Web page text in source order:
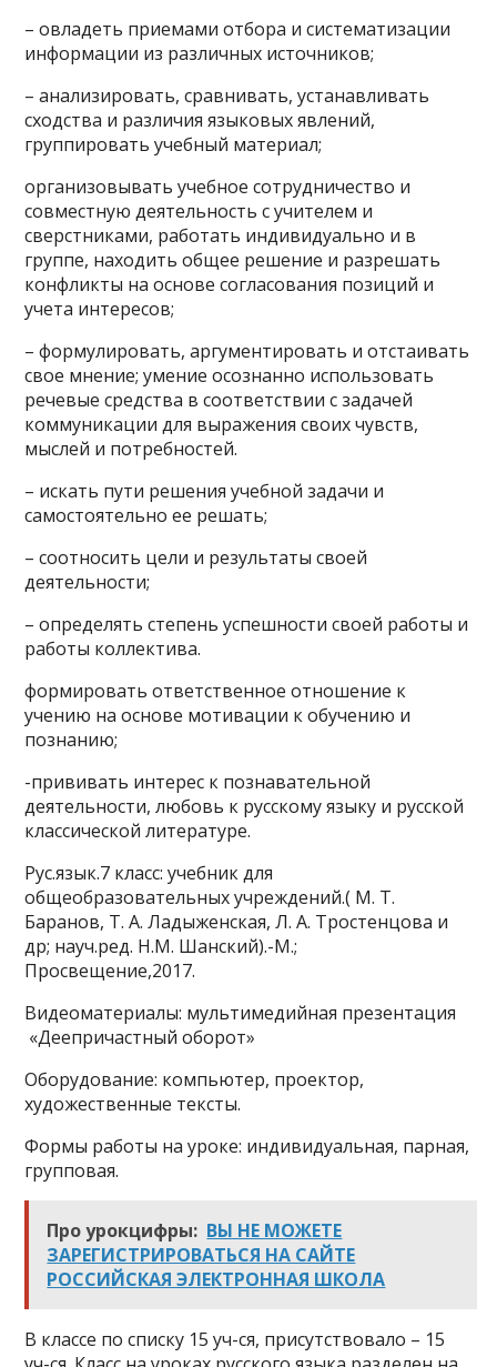
– овладеть приемами отбора и систематизации
информации из различных источников;
– анализировать, сравнивать, устанавливать
сходства и различия языковых явлений,
группировать учебный материал;
организовывать учебное сотрудничество и
совместную деятельность с учителем и
сверстниками, работать индивидуально и в
группе, находить общее решение и разрешать
конфликты на основе согласования позиций и
учета интересов;
– формулировать, аргументировать и отстаивать
свое мнение; умение осознанно использовать
речевые средства в соответствии с задачей
коммуникации для выражения своих чувств,
мыслей и потребностей.
– искать пути решения учебной задачи и
самостоятельно ее решать;
– соотносить цели и результаты своей
деятельности;
– определять степень успешности своей работы и
работы коллектива.
формировать ответственное отношение к
учению на основе мотивации к обучению и
познанию;
-прививать интерес к познавательной
деятельности, любовь к русскому языку и русской
классической литературе.
Рус.язык.7 класс: учебник для
общеобразовательных учреждений.( М. Т.
Баранов, Т. А. Ладыженская, Л. А. Тростенцова и
др; науч.ред. Н.М. Шанский).-М.;
Просвещение,2017.
Видеоматериалы: мультимедийная презентация
«Деепричастный оборот»
Оборудование: компьютер, проектор,
художественные тексты.
Формы работы на уроке: индивидуальная, парная,
групповая.
Про урокцифры: ВЫ НЕ МОЖЕТЕ
ЗАРЕГИСТРИРОВАТЬСЯ НА САЙТЕ
РОССИЙСКАЯ ЭЛЕКТРОННАЯ ШКОЛА
В классе по списку 15 уч-ся, присутствовало – 15